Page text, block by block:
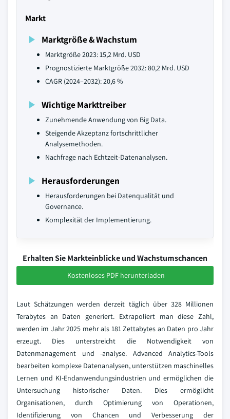
Markt
Marktgröße & Wachstum
Marktgröße 2023: 15,2 Mrd. USD
Prognostizierte Marktgröße 2032: 80,2 Mrd. USD
CAGR (2024–2032): 20,6 %
Wichtige Markttreiber
Zunehmende Anwendung von Big Data.
Steigende Akzeptanz fortschrittlicher
Analysemethoden.
Nachfrage nach Echtzeit-Datenanalysen.
Herausforderungen
Herausforderungen bei Datenqualität und
Governance.
Komplexität der Implementierung.
Erhalten Sie Markteinblicke und Wachstumschancen
Kostenloses PDF herunterladen
Laut Schätzungen werden derzeit täglich über 328 Millionen
Terabytes an Daten generiert. Extrapoliert man diese Zahl,
werden im Jahr 2025 mehr als 181 Zettabytes an Daten pro Jahr
erzeugt. Dies unterstreicht die Notwendigkeit von
Datenmanagement und -analyse. Advanced Analytics-Tools
bearbeiten komplexe Datenanalysen, unterstützen maschinelles
Lernen und KI-Endanwendungsindustrien und ermöglichen die
Untersuchung historischer Daten. Dies ermöglicht
Organisationen, durch Optimierung von Operationen,
Identifizierung von Chancen und Verbesserung der